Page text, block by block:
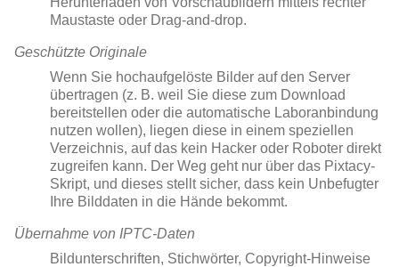
Maustaste oder Drag-and-drop.
Geschützte Originale
Wenn Sie hochaufgelöste Bilder auf den Server
übertragen (z. B. weil Sie diese zum Download
bereitstellen oder die automatische Laboranbindung
nutzen wollen), liegen diese in einem speziellen
Verzeichnis, auf das kein Hacker oder Roboter direkt
zugreifen kann. Der Weg geht nur über das Pixtacy-
Skript, und dieses stellt sicher, dass kein Unbefugter
Ihre Bilddaten in die Hände bekommt.
Übernahme von IPTC-Daten
Bildunterschriften, Stichwörter, Copyright-Hinweise